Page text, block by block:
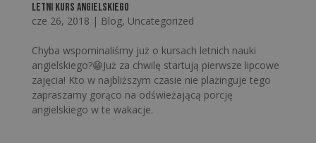
letni kurs angielskiego
cze 26, 2018 | Blog, Uncategorized
Chyba wspominaliśmy już o kursach letnich nauki
angielskiego?😁Już za chwilę startują pierwsze lipcowe
zajęcia! Kto w najbliższym czasie nie plażinguje tego
zapraszamy gorąco na odświeżającą porcję
angielskiego w te wakacje.